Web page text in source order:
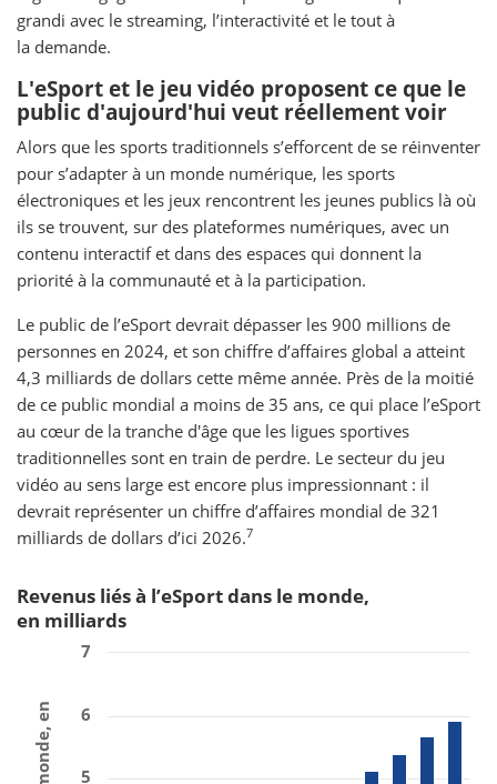
grandi avec le streaming, l’interactivité et le tout à
la demande.
L'eSport et le jeu vidéo proposent ce que le
public d'aujourd'hui veut réellement voir
Alors que les sports traditionnels s’efforcent de se réinventer
pour s’adapter à un monde numérique, les sports
électroniques et les jeux rencontrent les jeunes publics là où
ils se trouvent, sur des plateformes numériques, avec un
contenu interactif et dans des espaces qui donnent la
priorité à la communauté et à la participation.
Le public de l’eSport devrait dépasser les 900 millions de
personnes en 2024, et son chiffre d’affaires global a atteint
4,3 milliards de dollars cette même année. Près de la moitié
de ce public mondial a moins de 35 ans, ce qui place l’eSport
au cœur de la tranche d'âge que les ligues sportives
traditionnelles sont en train de perdre. Le secteur du jeu
vidéo au sens large est encore plus impressionnant : il
devrait représenter un chiffre d’affaires mondial de 321
milliards de dollars d’ici 2026.7
Revenus liés à l’eSport dans le monde,
en milliards
5
6
7